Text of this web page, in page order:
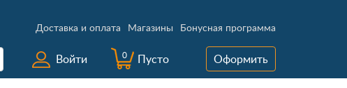
Доставка и оплата Магазины Бонусная программа
Войти 0 Пусто Оформить